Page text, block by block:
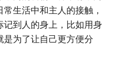
生活中和主人的接触，
到人的身上，比如用身
为了让自己更方便分